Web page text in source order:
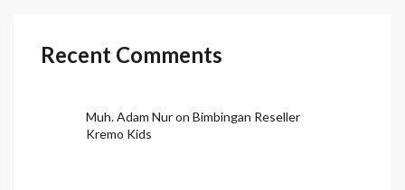
Recent Comments
Muh. Adam Nuron Bimbingan Reseller
Kremo Kids